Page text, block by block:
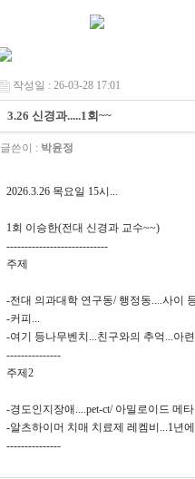
작성일 : 26-03-28 17:01
3.26 신경과.....1회~~
글쓴이 : 박윤정
2026.3.26 목요일 15시...
1회 이승한(전대 신경과 교수~~)
----------------------------
주제
-전대 의과대학 연구동/ 행정동....사이
-커피...
-여기 등나무벤치...친구와의 추억...아
---------------
주제2
-경도인지장애....pet-ct/ 아밀로이드 메
-알츠하이머 치매 치료제 레켐비...1년
---------------